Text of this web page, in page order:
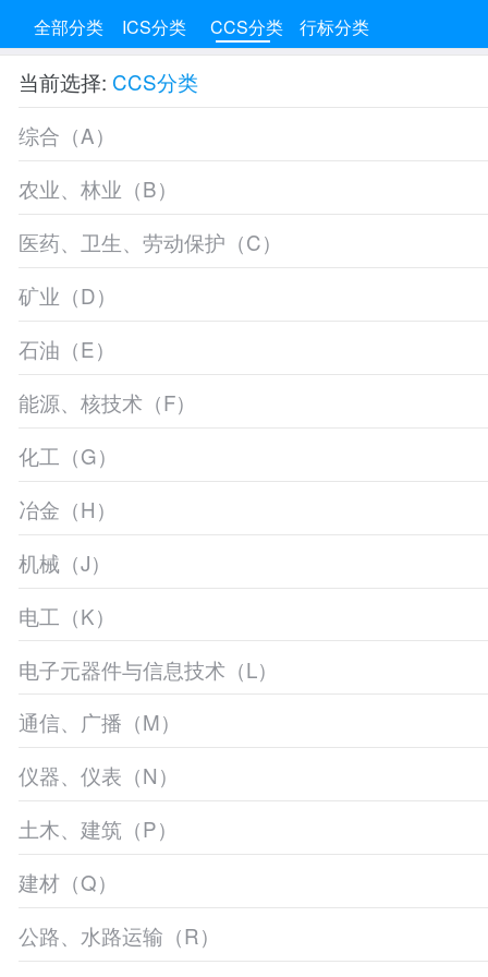
全部分类 ICS分类 CCS分类 行标分类
当前选择: CCS分类
综合（A）
农业、林业（B）
医药、卫生、劳动保护（C）
矿业（D）
石油（E）
能源、核技术（F）
化工（G）
冶金（H）
机械（J）
电工（K）
电子元器件与信息技术（L）
通信、广播（M）
仪器、仪表（N）
土木、建筑（P）
建材（Q）
公路、水路运输（R）